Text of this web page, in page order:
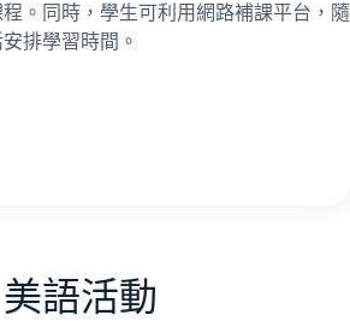
。同時，學生可利用網路補課平台，隨
排學習時間。
美語活動